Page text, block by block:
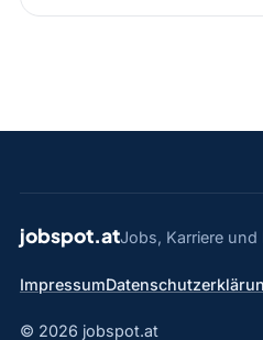
jobspot.atJobs, Karriere und
Impressum
© 2026 jobspot.at